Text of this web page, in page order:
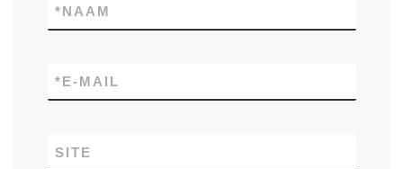
NAAM
*
E-MAIL
*
SITE